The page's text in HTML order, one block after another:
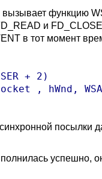
вызывает функцию
и
в тот момент
+ 2)
, hWnd,
посылки
успешно,